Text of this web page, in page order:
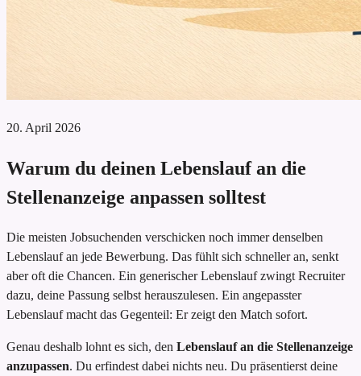
20. April 2026
Warum du deinen Lebenslauf an die
Stellenanzeige anpassen solltest
Die meisten Jobsuchenden verschicken noch immer denselben
Lebenslauf an jede Bewerbung. Das fühlt sich schneller an, senkt
aber oft die Chancen. Ein generischer Lebenslauf zwingt Recruiter
dazu, deine Passung selbst herauszulesen. Ein angepasster
Lebenslauf macht das Gegenteil: Er zeigt den Match sofort.
Genau deshalb lohnt es sich, den Lebenslauf an die Stellenanzeige
anzupassen. Du erfindest dabei nichts neu. Du präsentierst deine